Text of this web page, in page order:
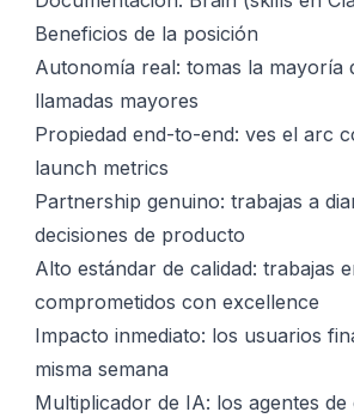
Beneficios de la posición
Autonomía real: tomas la mayoría
llamadas mayores
Propiedad end-to-end: ves el arc
launch metrics
Partnership genuino: trabajas a
decisiones de producto
Alto estándar de calidad: trabajas
comprometidos con excellence
Impacto inmediato: los usuarios
misma semana
Multiplicador de IA: los agentes